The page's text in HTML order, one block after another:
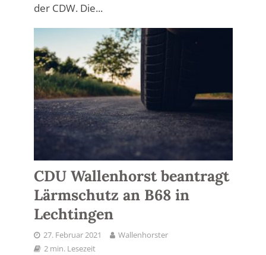
der CDW. Die...
CDU Wallenhorst beantragt
Lärmschutz an B68 in
Lechtingen
27. Februar 2021
Wallenhorster
2 min. Lesezeit